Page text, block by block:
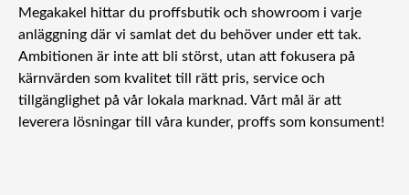
Megakakel hittar du proffsbutik och showroom i varje
anläggning där vi samlat det du behöver under ett tak.
Ambitionen är inte att bli störst, utan att fokusera på
kärnvärden som kvalitet till rätt pris, service och
tillgänglighet på vår lokala marknad. Vårt mål är att
leverera lösningar till våra kunder, proffs som konsument!